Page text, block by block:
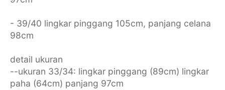
- 39/40 lingkar pinggang 105cm, panjang celana
98cm
detail ukuran
--ukuran 33/34: lingkar pinggang (89cm) lingkar
paha (64cm) panjang 97cm